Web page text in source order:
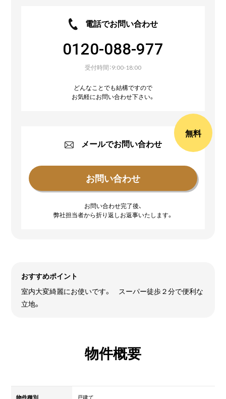
電話でお問い合わせ
0120-088-977
受付時間：9:00-18:00
どんなことでも結構ですので
お気軽にお問い合わせ下さい。
無料
メールでお問い合わせ
お問い合わせ完了後、
弊社担当者から折り返しお返事いたします。
おすすめポイント
室内大変綺麗にお使いです。 スーパー徒歩２分で便利な
立地。
物件概要
物件種別 戸建て